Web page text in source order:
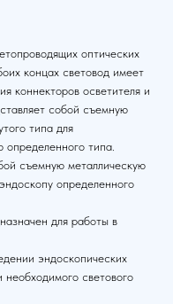
оптических
концах световод имеет
коннекторов осветителя и
собой съемную
типа для
определенного типа.
съемную металлическую
определенного
для работы в
эндоскопических
светового